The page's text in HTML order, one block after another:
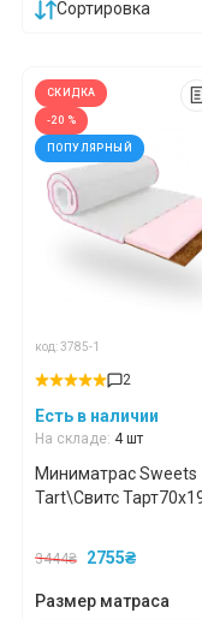
Сортировка
СКИДКА
-20 %
ПОПУЛЯРНЫЙ
код: 3785-1
2
Есть в наличии
На складе: 4 шт
Миниматрас Sweets
Tart\Свитс
3444₴ 2755₴
Размер матраса